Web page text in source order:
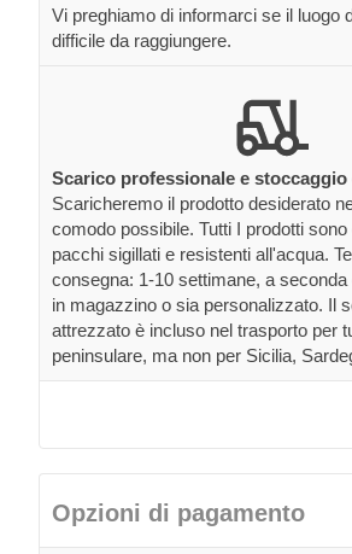
Vi preghiamo di informarci se il luogo
difficile da raggiungere.
Scarico professionale e stoccaggio
Scaricheremo il prodotto desiderato
comodo possibile. Tutti I prodotti
pacchi sigillati e resistenti all'acqua.
consegna: 1-10 settimane, a
in magazzino o sia personalizzato. Il
attrezzato è incluso nel trasporto per
peninsulare, ma non per Sicilia,
Opzioni di pagamento